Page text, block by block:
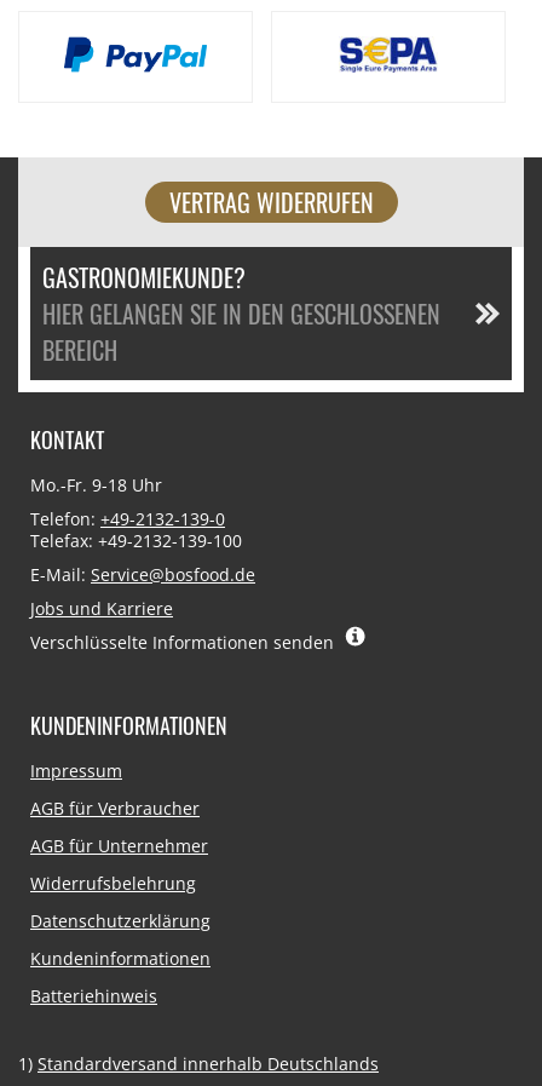
VERTRAG WIDERRUFEN
GASTRONOMIEKUNDE?
HIER GELANGEN SIE IN DEN GESCHLOSSENEN
BEREICH
KONTAKT
Mo.-Fr. 9-18 Uhr
Telefon: +49-2132-139-0
Telefax: +49-2132-139-100
E-Mail: Service@bosfood.de
Jobs und Karriere
Verschlüsselte Informationen senden
KUNDENINFORMATIONEN
Navigation
Impressum
AGB für Verbraucher
AGB für Unternehmer
Widerrufsbelehrung
Datenschutzerklärung
Kundeninformationen
Batteriehinweis
1) Standardversand innerhalb Deutschlands